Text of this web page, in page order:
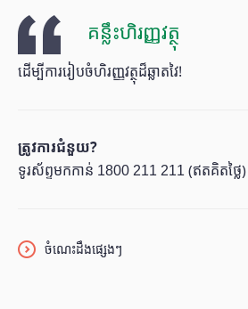
គន្លឹះហិរញ្ញវត្ថុ
ដើម្បីការរៀបចំហិរញ្ញវត្ថុដ៏ឆ្លាតវៃ!
ត្រូវការជំនួយ?
ទូរស័ព្ទមកកាន់ 1800 211 211 (ឥតគិតថ្លៃ)
ចំណេះដឹងផ្សេងៗ